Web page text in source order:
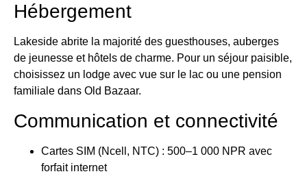
Hébergement
Lakeside abrite la majorité des guesthouses, auberges
de jeunesse et hôtels de charme. Pour un séjour paisible,
choisissez un lodge avec vue sur le lac ou une pension
familiale dans Old Bazaar.
Communication et connectivité
Cartes SIM (Ncell, NTC) : 500–1 000 NPR avec
forfait internet